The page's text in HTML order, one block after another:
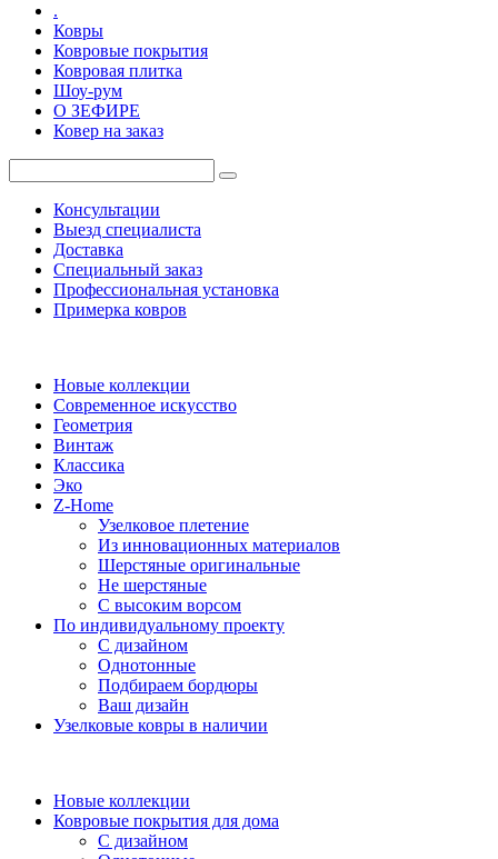
.
Ковры
Ковровые покрытия
Ковровая плитка
Шоу-рум
О ЗЕФИРЕ
Ковер на заказ
Консультации
Выезд специалиста
Доставка
Специальный заказ
Профессиональная установка
Примерка ковров
Новые коллекции
Современное искусство
Геометрия
Винтаж
Классика
Эко
Z-Home
Узелковое плетение
Из инновационных материалов
Шерстяные оригинальные
Не шерстяные
С высоким ворсом
По индивидуальному проекту
С дизайном
Однотонные
Подбираем бордюры
Ваш дизайн
Узелковые ковры в наличии
Новые коллекции
Ковровые покрытия для дома
С дизайном